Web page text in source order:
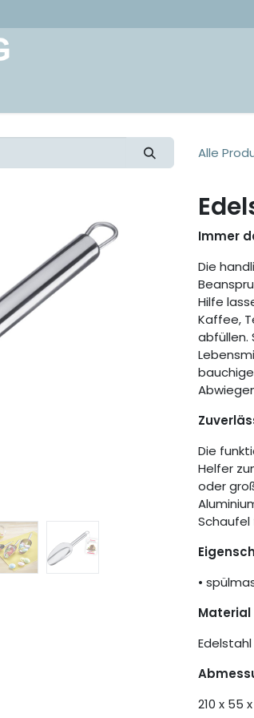
Alle
Immer
Die
Hilfe
Kaffee,
abfüllen.
Die
Helfer
oder
Schaufel
•
Material
Edelstahl
210 x 55